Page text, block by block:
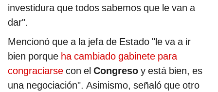
investidura que todos sabemos que le van a
dar".
Mencionó que a la jefa de Estado "le va a ir
bien porque ha cambiado gabinete para
congraciarse con el Congreso y está bien, es
una negociación". Asimismo, señaló que otro